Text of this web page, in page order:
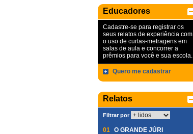
Educadores
Cadastre-se para registrar os
seus relatos de experiência com
o uso de curtas-metragens em
salas de aula e concorrer a
prêmios para você e sua escola.
Quero me cadastrar
Relatos
Filtrar por
01 O GRANDE JÚRI